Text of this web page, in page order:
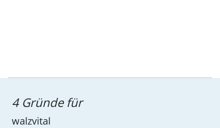
4 Gründe für
walzvital